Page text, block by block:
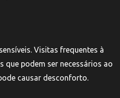
Visitas frequentes à
que podem ser necessários ao
causar desconforto.